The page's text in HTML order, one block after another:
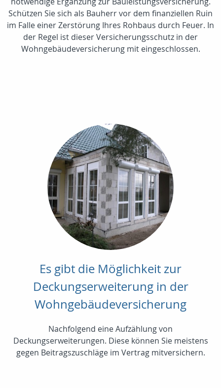
Schützen Sie sich als Bauherr vor dem finanziellen Ruin
im Falle einer Zerstörung Ihres Rohbaus durch Feuer. In
der Regel ist dieser Versicherungsschutz in der
Wohngebäudeversicherung mit eingeschlossen.
Es gibt die Möglichkeit zur
Deckungserweiterung in der
Wohngebäudeversicherung
Nachfolgend eine Aufzählung von
Deckungserweiterungen. Diese können Sie meistens
gegen Beitragszuschläge im Vertrag mitversichern.